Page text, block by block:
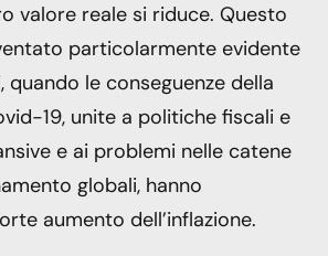
valore reale si riduce. Questo
particolarmente evidente
quando le conseguenze della
19, unite a politiche fiscali e
e ai problemi nelle catene
globali, hanno
aumento dell’inflazione.